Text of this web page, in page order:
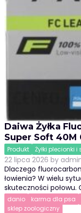
Daiwa Żyłka
Super Soft 40M
Produkt Żyłki plecionki i
22 lipca 2026 by
Dlaczego
łowienia? W wielu
skuteczności połowu.
danio karma dla psa
sklep zoologiczny